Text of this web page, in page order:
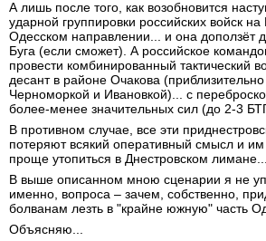
А лишь после того, как возобновится
ударной группировки российских войск на
Одесском направлении... и она доползёт
Буга (если сможет). А российское
провести комбинированный тактический
десант в районе Очакова
Черноморкой и Ивановкой)... с
более-менее значительных сил (до 2-3
В противном случае, все эти
потеряют всякий оперативный смысл и
проще утопиться в Днестровском лимане...
В выше описанном мною сценарии я не
именно, вопроса – зачем, собственно,
болванам лезть в "крайне южную" часть
Объясняю...